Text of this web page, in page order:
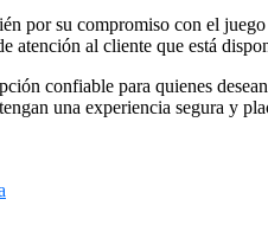
por su compromiso con el
al cliente que está
confiable para quienes
una experiencia segura y